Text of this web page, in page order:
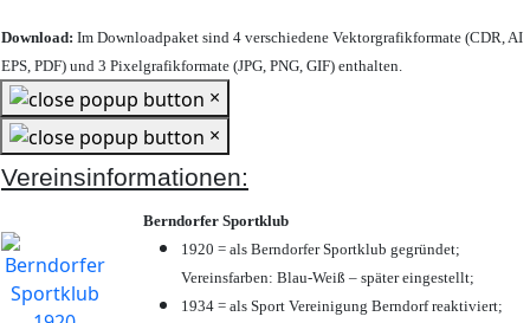
Download: Im Downloadpaket sind 4 verschiedene Vektorgrafikformate (CDR, AI
EPS, PDF) und 3 Pixelgrafikformate (JPG, PNG, GIF) enthalten.
×
×
Vereinsinformationen:
Berndorfer Sportklub
1920 = als Berndorfer Sportklub gegründet;
Vereinsfarben: Blau-Weiß – später eingestellt;
1934 = als Sport Vereinigung Berndorf reaktiviert;